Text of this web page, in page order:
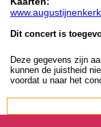
Dit concert is
Deze gegevens zijn
kunnen de juistheid
voordat u naar het